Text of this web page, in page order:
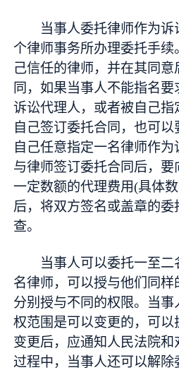
当事人委托律师作为
个律师事务所办理委托手续
己信任的律师，并在其同
同，如果当事人不能指名
诉讼代理人，或者被自己指
自己签订委托合同，也可
自己任意指定一名律师作
与律师签订委托合同后，
一定数额的代理费用(具体
后，将双方签名或盖章的
查。
当事人可以委托一至
名律师，可以授与他们同
分别授与不同的权限。当
权范围是可以变更的，可以
变更后，应通知人民法院
过程中，当事人还可以解